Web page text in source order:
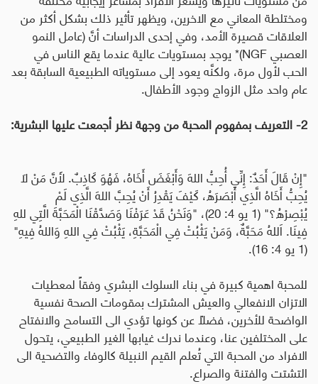
ومختلطة المعاني مع الاخرين، ويظهر تأثير ذلك بشكل أكثر من
العلاقات قصيرة الأمد، وفي إحدى الدراسات أنَّ (عامل النمو
العصبيNGF)* يوجد بمستويات عالية عندما يقع الناس في
الحب لأول مرة، ولكنَّه يعود إلى مستوياته الطبيعية السابقة بعد
عام واحد مثل الزواج وجود الأطفال.
2- التعريف بمفهوم المحبة من وجهة نظر أجمعت عليها البشرية:
"إِنْ قَالَ أَحَدٌ: إِنِّي أُحِبُّ اللهَ وَأَبْغَضَ أَخَاهُ، فَهُوَ كَاذِبٌ. لأَنَّ مَنْ لاَ
يُحِبُّ أَخَاهُ الَّذِي أَبْصَرَهُ، كَيْفَ يَقْدِرُ أَنْ يُحِبَّ اللهَ الَّذِي لَمْ
يُبْصِرْهُ؟" (1 يو 4: 20)، "وَنَحْنُ قَدْ عَرَفْنَا وَصَدَّقْنَا الْمَحَبَّةَ الَّتِي للهِ
فِينَا. اَللهُ مَحَبَّةٌ، وَمَنْ يَثْبُتْ فِي الْمَحَبَّةِ، يَثْبُتْ فِي اللهِ وَاللهُ فِيهِ"
(1 يو 4: 16).
للمحبة اهمية كبيرة في بناء السلوك البشري وفقاً لمعطيات
الاتزان الانفعالي والعيش المشترك بمقومات الصحة نفسية
الواضحة للأخرين، فضلاً عن كونها تؤدي الى التسامح والانفتاح
على المختلفين عنا، وعندما ندرك غيابها الغير الطبيعي، يتحول
الافراد من المحبة التي تُعلم القيم النبيلة كالوفاء والتضحية الى
التشتت والفتنة والصراع.